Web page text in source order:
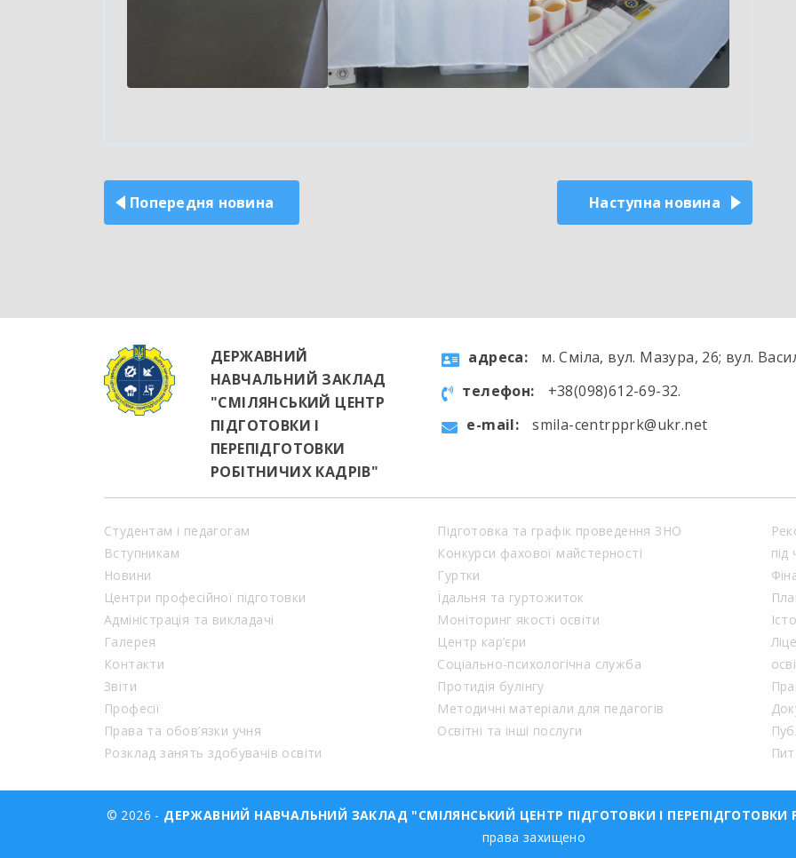
записів
Попередня новина Наступна новина
ДЕРЖАВНИЙ
НАВЧАЛЬНИЙ ЗАКЛАД
"СМІЛЯНСЬКИЙ ЦЕНТР
ПІДГОТОВКИ І
ПЕРЕПІДГОТОВКИ
РОБІТНИЧИХ КАДРІВ"
aдресa:
м. Сміла, вул. Мазура, 26; вул.
телефон:
+38(098)612-69-32.
e-mail:
smila-centrpprk@ukr.net
Студентам і педагогам
Вступникам
Новини
Центри професійної підготовки
Адміністрація та викладачі
Галерея
Контакти
Звіти
Професії
Права та обов’язки учня
Розклад занять здобувачів освіти
Підготовка та графік проведення ЗНО
Конкурси фахової майстерності
Гуртки
Їдальня та гуртожиток
Моніторинг якості освіти
Центр кар’єри
Соціально-психологічна служба
Протидія булінгу
Методичні матеріали для педагогів
Освітні та інші послуги
© 2026 - ДЕРЖАВНИЙ НАВЧАЛЬНИЙ ЗАКЛАД "СМІЛЯНСЬКИЙ ЦЕНТР ПІДГОТОВКИ І ПЕРЕПІДГОТОВКИ
права захищено